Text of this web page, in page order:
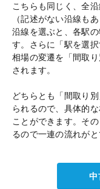
こちらも同じく、全
（記述がない沿線も
沿線を選ぶと、各駅
す。さらに「駅を選
相場の変遷を「間取
されます。
どちらとも「間取り
られるので、具体的
ことができます。そ
るので一連の流れがと
中